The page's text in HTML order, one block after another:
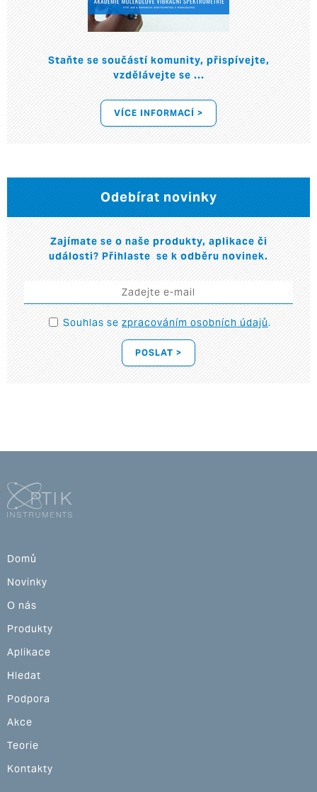
Staňte se součástí komunity, přispívejte,
vzdělávejte se ...
VÍCE INFORMACÍ >
Odebírat novinky
Zajímate se o naše produkty, aplikace či
události? Přihlaste se k odběru novinek.
Souhlas sezpracováním osobních údajů.
POSLAT >
Domů
Novinky
O nás
Produkty
Aplikace
Hledat
Podpora
Akce
Teorie
Kontakty